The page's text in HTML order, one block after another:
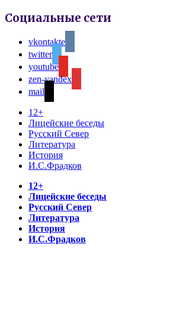
Социальные сети
vkontakte
twitter
youtube
zen-yandex
mail
12+
Лицейские беседы
Русский Север
Литература
История
И.С.Фрадков
12+
Лицейские беседы
Русский Север
Литература
История
И.С.Фрадков